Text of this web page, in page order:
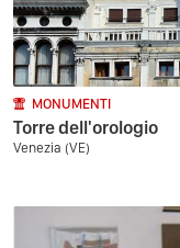
MONUMENTI
Torre dell'orologio
Venezia (VE)